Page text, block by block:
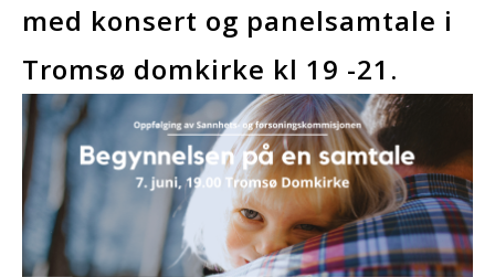
med konsert og panelsamtale i
Tromsø domkirke kl 19 -21.